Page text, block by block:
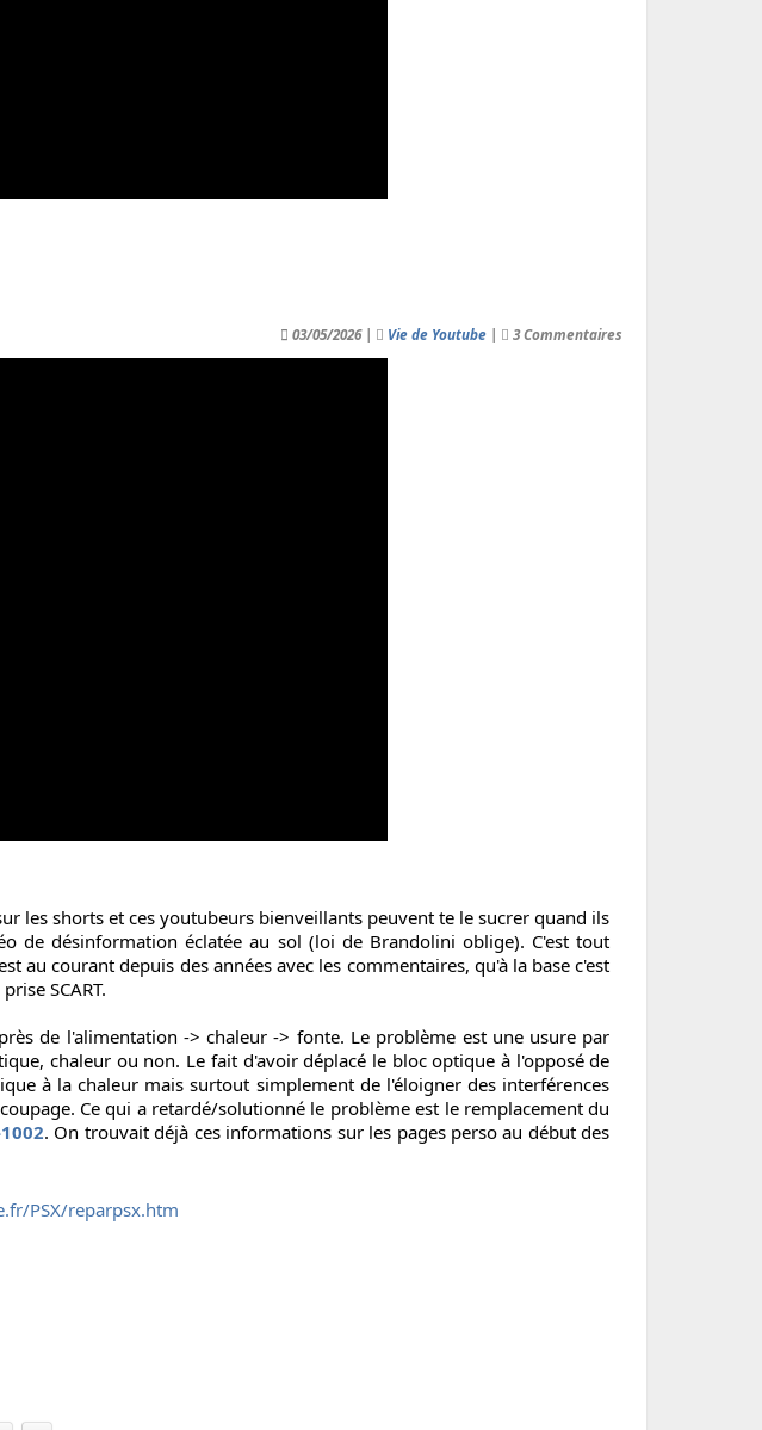
03/05/2026 | Vie de Youtube | 3 Commentaires
les shorts et ces youtubeurs bienveillants peuvent te le sucrer quand ils
de désinformation éclatée au sol (loi de Brandolini oblige). C'est tout
au courant depuis des années avec les commentaires, qu'à la base c'est
SCART.
de l'alimentation -> chaleur -> fonte. Le problème est une usure par
chaleur ou non. Le fait d'avoir déplacé le bloc optique à l'opposé de
à la chaleur mais surtout simplement de l'éloigner des interférences
Ce qui a retardé/solutionné le problème est le remplacement du
. On trouvait déjà ces informations sur les pages perso au début des
PSX/reparpsx.htm